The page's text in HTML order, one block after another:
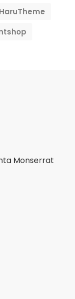
HaruTheme
Monserrat